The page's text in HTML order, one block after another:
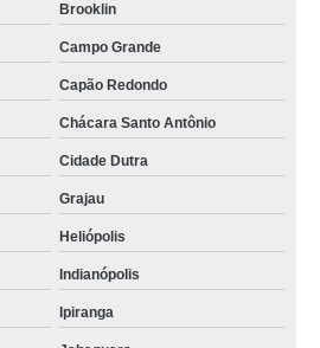
Brooklin
Campo Grande
Capão Redondo
Chácara Santo Antônio
Cidade Dutra
Grajau
Heliópolis
Indianópolis
Ipiranga